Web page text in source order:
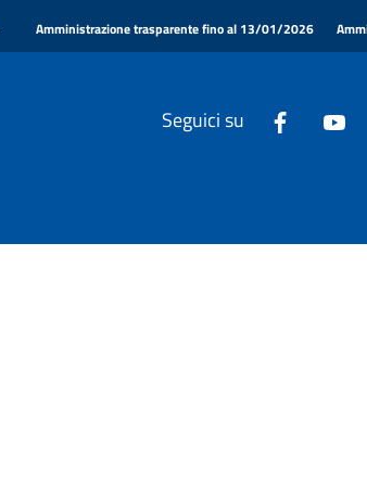
Amministrazione trasparente fino al 13/01/2026
Seguici su